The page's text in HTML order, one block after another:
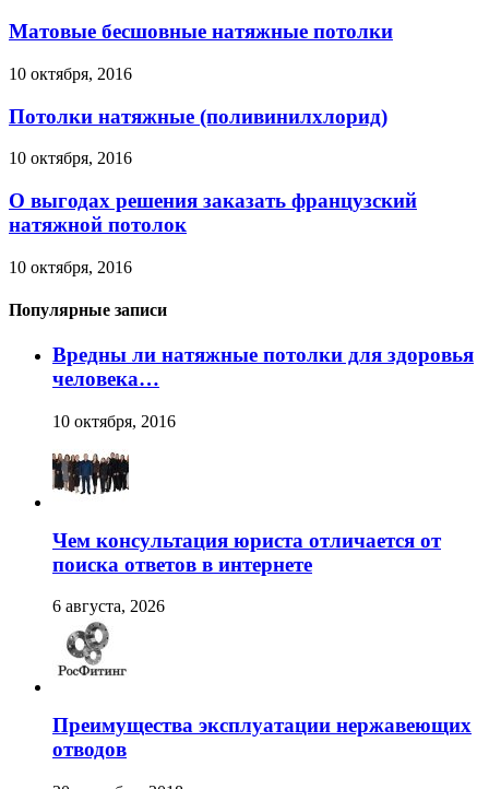
Матовые бесшовные натяжные потолки
10 октября, 2016
Потолки натяжные (поливинилхлорид)
10 октября, 2016
О выгодах решения заказать французский
натяжной потолок
10 октября, 2016
Популярные записи
Вредны ли натяжные потолки для здоровья
человека…
10 октября, 2016
Чем консультация юриста отличается от
поиска ответов в интернете
6 августа, 2026
Преимущества эксплуатации нержавеющих
отводов